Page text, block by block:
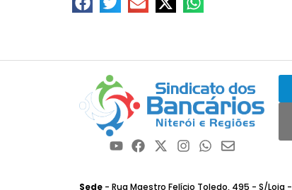
Sede - Rua Maestro Felício Toledo, 495 - S/Loja